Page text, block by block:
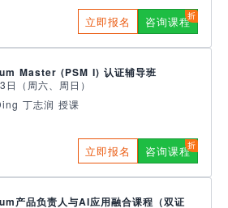
立即报名 咨询课程
Master (PSM I) 认证辅导班
（周六、周日）
丁志润 授课
立即报名 咨询课程
产品负责人与AI应用融合课程（双证